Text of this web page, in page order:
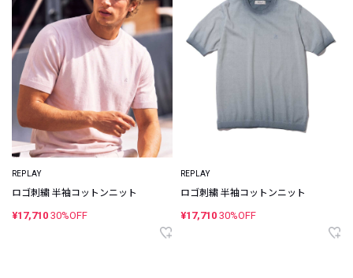
REPLAY
ロゴ刺繍 半袖コットンニット
¥17,710 30%OFF
REPLAY
ロゴ刺繍 半袖コットンニット
¥17,710 30%OFF